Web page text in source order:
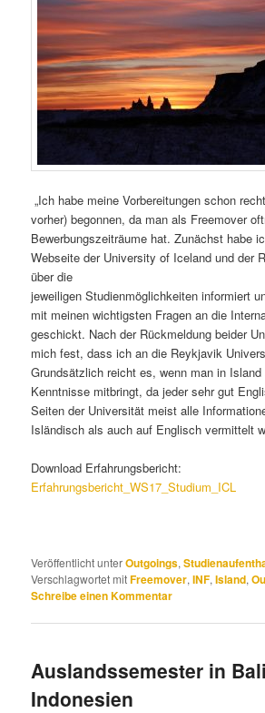
„Ich habe meine Vorbereitungen schon
vorher) begonnen, da man als Freemover
Bewerbungszeiträume hat. Zunächst habe
Webseite der University of Iceland und der
über die
jeweiligen Studienmöglichkeiten informiert
mit meinen wichtigsten Fragen an die
geschickt. Nach der Rückmeldung beider
mich fest, dass ich an die Reykjavik
Grundsätzlich reicht es, wenn man in
Kenntnisse mitbringt, da jeder sehr gut
Seiten der Universität meist alle
Isländisch als auch auf Englisch vermittelt
Download Erfahrungsbericht:
Erfahrungsbericht_WS17_Studium_ICL
Veröffentlicht unterOutgoings,
Verschlagwortet mitFreemover,INF,Island,
Schreibe einen Kommentar
Auslandssemester in
Indonesien